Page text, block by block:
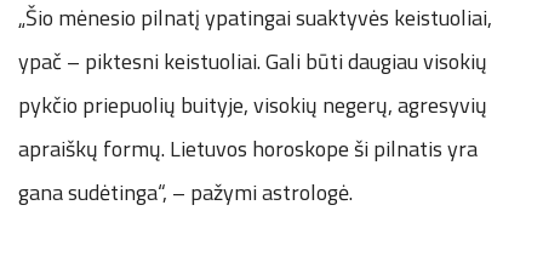
„Šio mėnesio pilnatį ypatingai suaktyvės keistuoliai,
ypač – piktesni keistuoliai. Gali būti daugiau visokių
pykčio priepuolių buityje, visokių negerų, agresyvių
apraiškų formų. Lietuvos horoskope ši pilnatis yra
gana sudėtinga“, – pažymi astrologė.